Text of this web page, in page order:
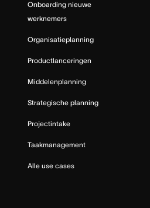
Onboarding nieuwe
werknemers
Organisatieplanning
Productlanceringen
Middelenplanning
Strategische planning
Projectintake
Taakmanagement
Alle use cases